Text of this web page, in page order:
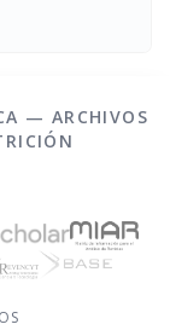
— ARCHIVOS